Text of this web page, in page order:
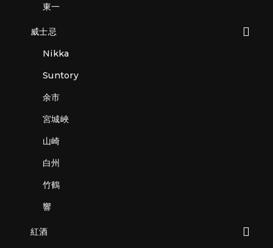
東一
威士忌
Nikka
Suntory
余市
宮城峽
山崎
白州
竹鶴
響
紅酒